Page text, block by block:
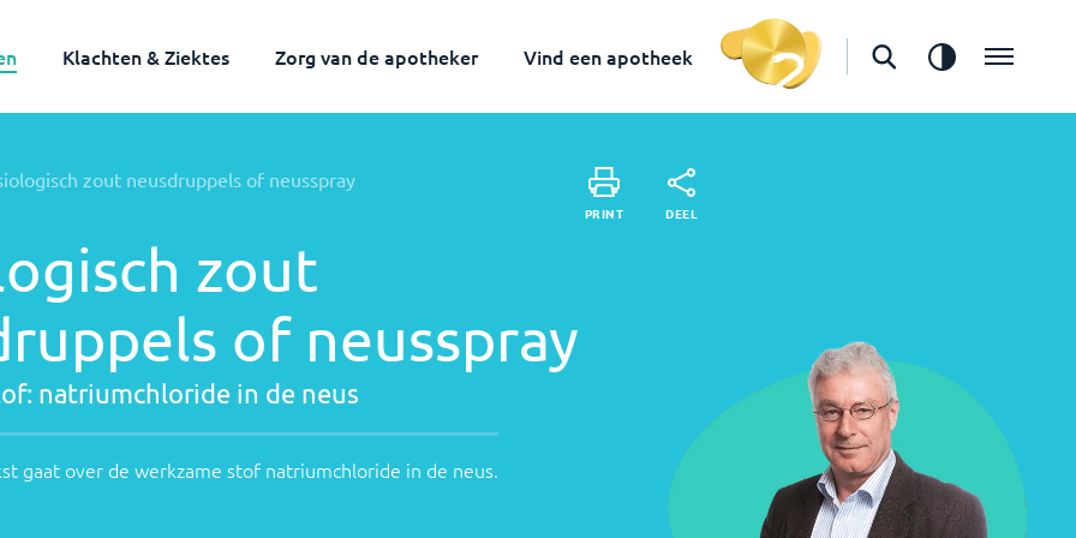
Klachten & Ziektes Zorg van de apotheker Vind een apotheek
stof:
in
neus
Onderstaande
over
werkzame
natriumchloride
in
de
Apotheker
in Blaricum
Vind een apotheek
zout neusdruppels of neusspray
zout
of neusspray
natriumchloride in de neus
gaat over de werkzame stof natriumchloride in de neus.
PRINT DEEL